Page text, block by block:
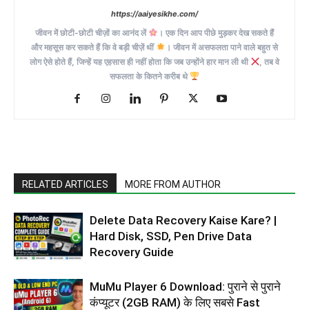
https://aaiyesikhe.com/
जीवन में छोटी-छोटी चीज़ों का आनंद लें
। एक दिन आप पीछे मुड़कर देख सकते हैं
और महसूस कर सकते हैं कि वे बड़ी चीज़ें थीं
। जीवन में असफलता पाने वाले बहुत से
लोग ऐसे होते हैं, जिन्हें यह एहसास ही नहीं होता कि जब उन्होंने हार मान ली थी
, तब वे
सफलता के कितने करीब थे
RELATED ARTICLES MORE FROM AUTHOR
Delete Data Recovery Kaise Kare? |
Hard Disk, SSD, Pen Drive Data
Recovery Guide
MuMu Player 6 Download: पुराने से पुराने
कंप्यूटर (2GB RAM) के लिए सबसे Fast